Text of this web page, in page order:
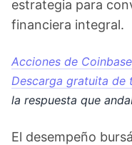
estrategia para
financiera integral.
Acciones de
Descarga gratuita de
la respuesta que
El desempeño